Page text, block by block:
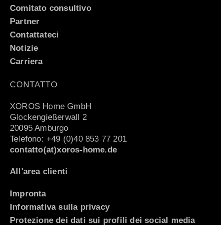
Comitato consultivo
Partner
Contattateci
Notizie
Carriera
CONTATTO
XOROS Home GmbH
Glockengießerwall 2
20095 Amburgo
Telefono: +49 (0)40 853 77 201
contatto(at)xoros-home.de
All'area clienti
Impronta
Informativa sulla privacy
Protezione dei dati sui profili dei social media